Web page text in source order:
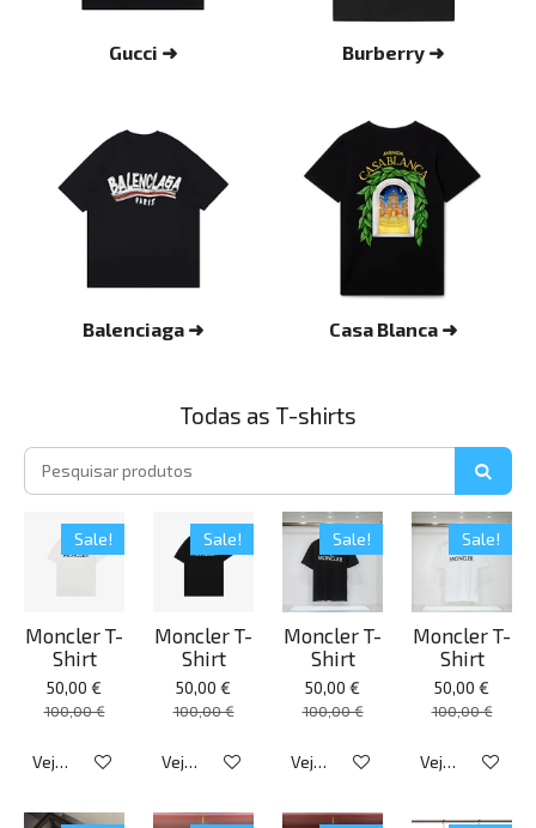
Gucci ➜ Burberry ➜
Balenciaga ➜ Casa Blanca ➜
Todas as T-shirts
Sale!
Moncler T-
Shirt
50,00 €
100,00 €
Veja detalhes
Sale!
Moncler T-
Shirt
50,00 €
100,00 €
Veja detalhes
Sale!
Moncler T-
Shirt
50,00 €
100,00 €
Veja detalhes
Sale!
Moncler T-
Shirt
50,00 €
100,00 €
Veja detalhes